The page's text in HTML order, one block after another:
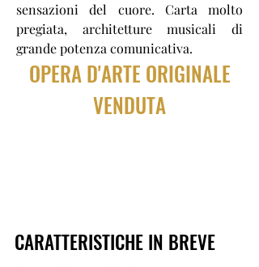
sensazioni del cuore. Carta molto
pregiata, architetture musicali di
grande potenza comunicativa.
OPERA D'ARTE ORIGINALE
VENDUTA
CARATTERISTICHE IN BREVE